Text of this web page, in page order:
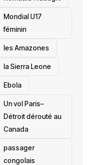
Mondial U17
féminin
les Amazones
la Sierra Leone
‎Ebola
Un vol Paris–
Détroit dérouté au
Canada
passager
congolais